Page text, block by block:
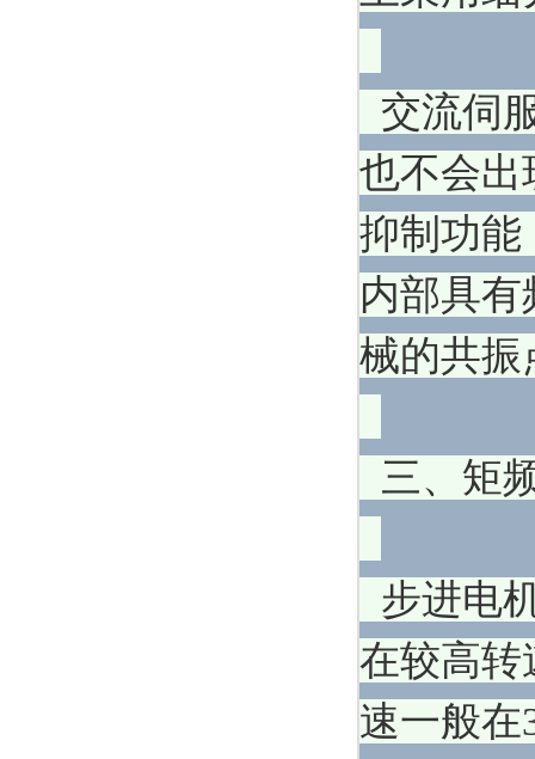
交流伺
也不会出
抑制功能
内部具
械的共
三、矩
步进电
在较高转
速一般在